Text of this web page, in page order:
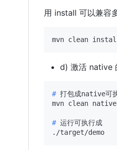
用 install 可以兼容
d) 激活 native
# 打包成native可
# 运行可执行成